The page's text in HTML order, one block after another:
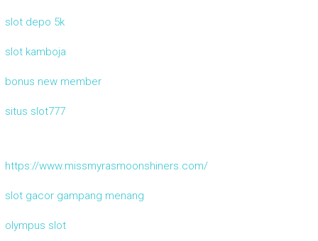
slot depo 5k
slot kamboja
bonus new member
situs slot777
https://www.missmyrasmoonshiners.com/
slot gacor gampang menang
olympus slot